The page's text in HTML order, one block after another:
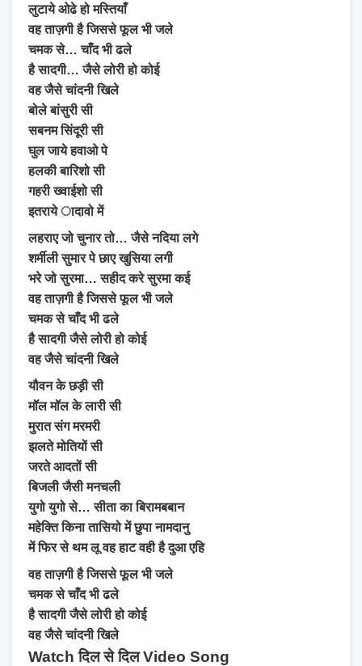
लुटाये ओढे हो मस्तियाँ
वह ताज़गी है जिससे फूल भी जले
चमक से… चाँद भी ढले
है सादगी… जैसे लोरी हो कोई
वह जैसे चांदनी खिले
बोले बांसुरी सी
सबनम सिंदूरी सी
घुल जाये हवाओ पे
हलकी बारिशो सी
गहरी ख्वाईशो सी
इतराये ादावो में
लहराए जो चुनार तो… जैसे नदिया लगे
शर्मीली सुमार पे छाए खुसिया लगी
भरे जो सुरमा… सहीद करे सुरमा कई
वह ताज़गी है जिससे फूल भी जले
चमक से चाँद भी ढले
है सादगी जैसे लोरी हो कोई
वह जैसे चांदनी खिले
यौवन के छड़ी सी
मॉल मॉल के लारी सी
मुरात संग मरमरी
झलते मोतियों सी
जरते आदतों सी
बिजली जैसी मनचली
युगो युगो से… सीता का बिरामबबान
महेक्ति किना तासियो में छुपा नामदानु
में फिर से थम लू वह हाट वही है दुआ एहि
वह ताज़गी है जिससे फूल भी जले
चमक से चाँद भी ढले
है सादगी जैसे लोरी हो कोई
वह जैसे चांदनी खिले
Watch दिल से दिल Video Song